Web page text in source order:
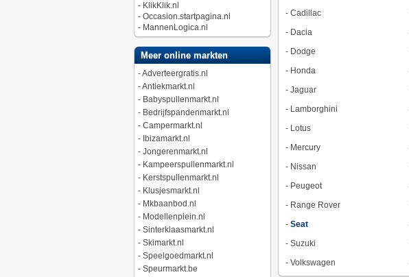
- KlikKlik.nl
- Occasion.startpagina.nl
- MannenLogica.nl
Meer online markten
-Adverteergratis.nl
-Antiekmarkt.nl
- Babyspullenmarkt.nl
- Bedrijfspandenmarkt.nl
- Campermarkt.nl
- Ibizamarkt.nl
- Jongerenmarkt.nl
- Kampeerspullenmarkt.nl
- Kerstspullenmarkt.nl
- Klusjesmarkt.nl
- Mkbaanbod.nl
- Modellenplein.nl
- Sinterklaasmarkt.nl
- Skimarkt.nl
- Speelgoedmarkt.nl
- Speurmarkt.be
- Cadillac
- Dacia
- Dodge
- Honda
- Jaguar
- Lamborghini
- Lotus
- Mercury
- Nissan
- Peugeot
- Range Rover
- Seat
- Suzuki
- Volkswagen